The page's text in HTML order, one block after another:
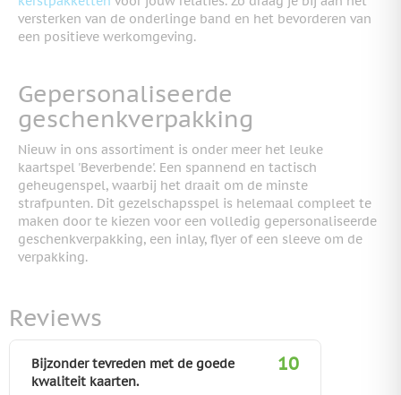
versterken van de onderlinge band en het bevorderen van
een positieve werkomgeving.
Gepersonaliseerde
geschenkverpakking
Nieuw in ons assortiment is onder meer het leuke
kaartspel 'Beverbende'. Een spannend en tactisch
geheugenspel, waarbij het draait om de minste
strafpunten. Dit gezelschapsspel is helemaal compleet te
maken door te kiezen voor een volledig gepersonaliseerde
geschenkverpakking, een inlay, flyer of een sleeve om de
verpakking.
Reviews
Bijzonder tevreden met de goede
kwaliteit kaarten.
10